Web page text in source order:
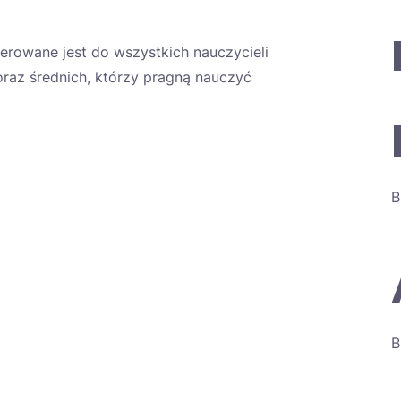
jest do wszystkich nauczycieli
średnich, którzy pragną nauczyć